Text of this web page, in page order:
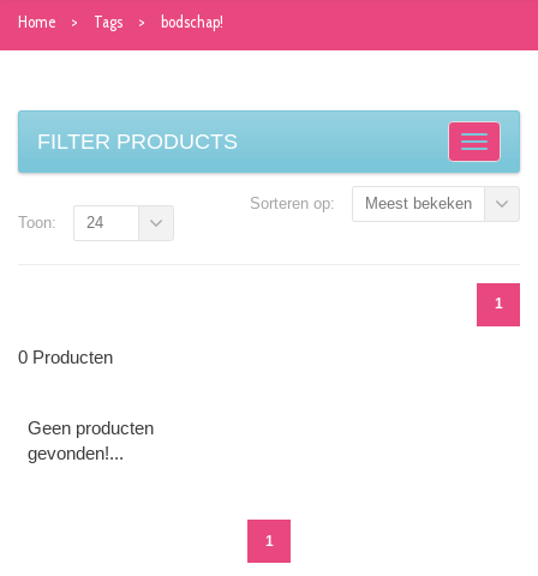
Home Tags bodschap!
FILTER PRODUCTS
Sorteren op: Meest bekeken
1
Toon: 24
0 Producten
Geen producten
gevonden!...
1